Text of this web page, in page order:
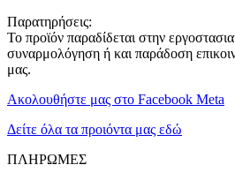
Παρατηρήσεις:
Το προϊόν παραδίδεται στην
συναρμολόγηση ή και παράδοση
μας.
Ακολουθήστε μας στο Facebook Meta
Δείτε όλα τα προιόντα μας εδώ
ΠΛΗΡΩΜΕΣ